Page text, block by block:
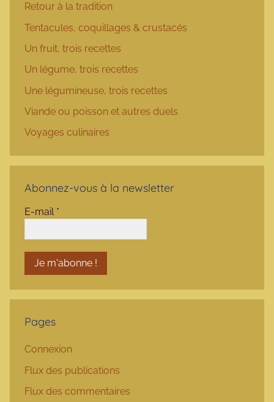
Retour à la tradition
Tentacules, coquillages & crustacés
Un fruit, trois recettes
Un légume, trois recettes
Une légumineuse, trois recettes
Viande ou poisson et autres duels
Voyages culinaires
Abonnez-vous à la newsletter
E-mail *
Pages
Connexion
Flux des publications
Flux des commentaires